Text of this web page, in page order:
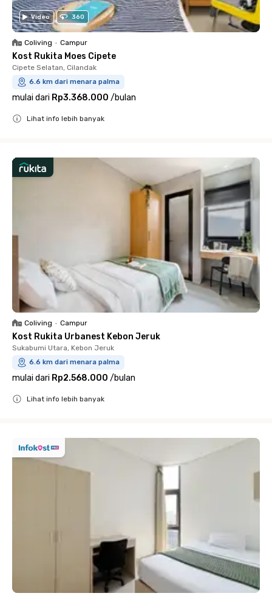
Video 360
Coliving • Campur
Kost Rukita Moes Cipete
Cipete Selatan, Cilandak
6.6 km dari menara palma
mulai dari Rp3.368.000 /bulan
Lihat info lebih banyak
Coliving • Campur
Kost Rukita Urbanest Kebon Jeruk
Sukabumi Utara, Kebon Jeruk
6.6 km dari menara palma
mulai dari Rp2.568.000 /bulan
Lihat info lebih banyak